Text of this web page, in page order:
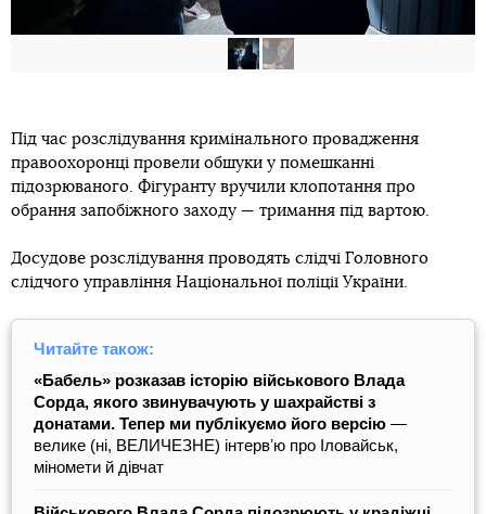
Під час розслідування кримінального провадження
правоохоронці провели обшуки у помешканні
підозрюваного. Фігуранту вручили клопотання про
обрання запобіжного заходу — тримання під вартою.
Досудове розслідування проводять слідчі Головного
слідчого управління Національної поліції України.
Читайте також:
«Бабель» розказав історію військового Влада
Сорда, якого звинувачують у шахрайстві з
донатами. Тепер ми публікуємо його версію —
велике (ні, ВЕЛИЧЕЗНЕ) інтервʼю про Іловайськ,
міномети й дівчат